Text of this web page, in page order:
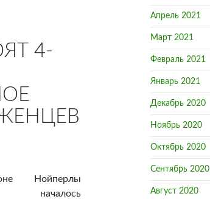
4-
Нойперлы
началось
Апрель 2021
Март 2021
Февраль 2021
Январь 2021
Декабрь 2020
Ноябрь 2020
Октябрь 2020
Сентябрь 2020
Август 2020